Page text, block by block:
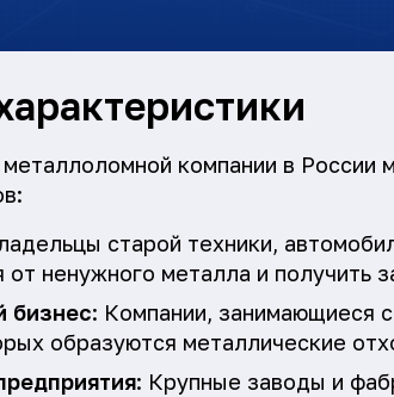
компании в России
старой техники,
от ненужного металла и получить
бизнес: Компании, занимающиеся
образуются металлические
: Крупные заводы и